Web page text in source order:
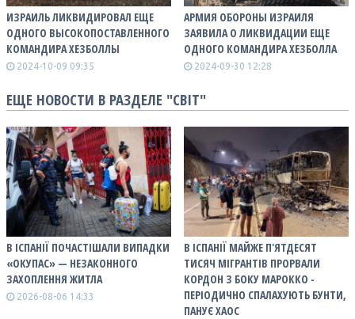
ИЗРАИЛЬ ЛИКВИДИРОВАЛ ЕЩЕ
ОДНОГО ВЫСОКОПОСТАВЛЕННОГО
КОМАНДИРА ХЕЗБОЛЛЫ
2024-10-09 09:35
АРМИЯ ОБОРОНЫ ИЗРАИЛЯ
ЗАЯВИЛА О ЛИКВИДАЦИИ ЕЩЕ
ОДНОГО КОМАНДИРА ХЕЗБОЛЛА
2024-09-30 12:28
ЕЩЕ НОВОСТИ В РАЗДЕЛЕ "СВІТ"
В ІСПАНІЇ ПОЧАСТІШАЛИ ВИПАДКИ
«ОКУПАС» — НЕЗАКОННОГО
ЗАХОПЛЕННЯ ЖИТЛА
2026-08-06 14:33
В ІСПАНІЇ МАЙЖЕ П'ЯТДЕСЯТ
ТИСЯЧ МІГРАНТІВ ПРОРВАЛИ
КОРДОН З БОКУ МАРОККО -
ПЕРІОДИЧНО СПАЛАХУЮТЬ БУНТИ,
ПАНУЄ ХАОС